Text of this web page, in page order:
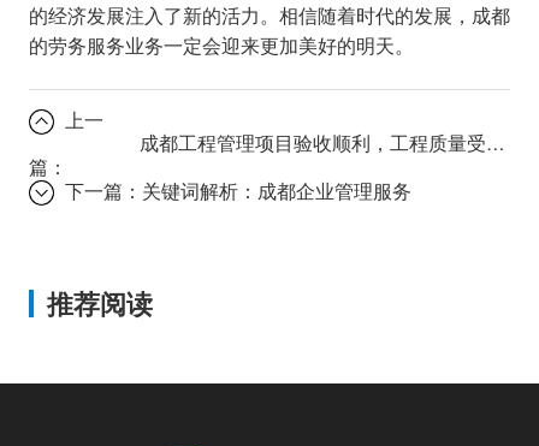
的经济发展注入了新的活力。相信随着时代的发展，成都
的劳务服务业务一定会迎来更加美好的明天。
上一
篇：
成都工程管理项目验收顺利，工程质量受到高度认可
下一篇： 关键词解析：成都企业管理服务
推荐阅读